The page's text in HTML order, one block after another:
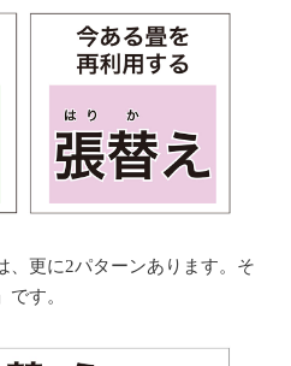
、更に2パターンあります。そ
です。